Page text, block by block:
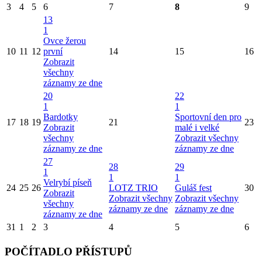
3 4 5 6 7 8 9
10 11 12
13
1
Ovce žerou
první
Zobrazit
všechny
záznamy ze dne
14 15 16
17 18 19
20
1
Bardotky
Zobrazit
všechny
záznamy ze dne
21
22
1
Sportovní den pro
malé i velké
Zobrazit všechny
záznamy ze dne
23
24 25 26
27
1
Velrybí píseň
Zobrazit
všechny
záznamy ze dne
28
1
LOTZ TRIO
Zobrazit všechny
záznamy ze dne
29
1
Guláš fest
Zobrazit všechny
záznamy ze dne
30
31 1 2 3 4 5 6
POČÍTADLO PŘÍSTUPŮ